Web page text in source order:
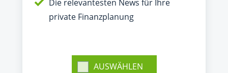
Die relevantesten News für Ihre
private Finanzplanung
AUSWÄHLEN